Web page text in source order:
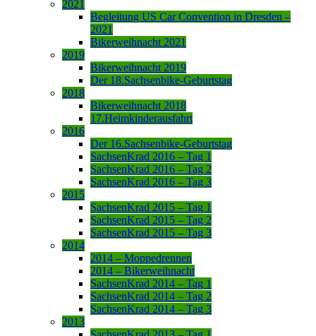
2021
Begleitung US Car Convention in Dresden –
2021
Bikerweihnacht 2021
2019
Bikerweihnacht 2019
Der 18.Sachsenbike-Geburtstag
2018
Bikerweihnacht 2018
17.Heimkinderausfahrt
2016
Der 16.Sachsenbike-Geburtstag
SachsenKrad 2016 – Tag 1
SachsenKrad 2016 – Tag 2
SachsenKrad 2016 – Tag 3
2015
SachsenKrad 2015 – Tag 1
SachsenKrad 2015 – Tag 2
SachsenKrad 2015 – Tag 3
2014
2014 – Moppedrennen
2014 – Bikerweihnacht
SachsenKrad 2014 – Tag 1
SachsenKrad 2014 – Tag 2
SachsenKrad 2014 – Tag 3
2013